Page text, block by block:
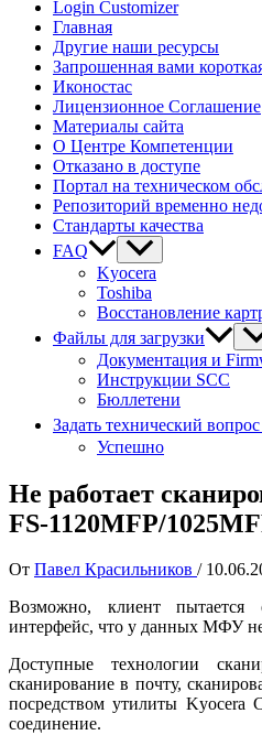
Login Customizer
Главная
Другие наши ресурсы
Запрошенная вами
Иконостас
Лицензионное Соглашение
Материалы сайта
О Центре Компетенции
Отказано в доступе
Портал на техническом
Репозиторий временно
Стандарты качества
FAQ
Kyocera
Toshiba
Восстановление
Файлы для загрузки
Документация и
Инструкции SCC
Бюллетени
Задать технический
Успешно
Не работает
FS-1120MFP/
От Павел Красильников /
Возможно, клиент пытается
интерфейс, что у данных МФУ
Доступные технологии
сканирование в почту,
посредством утилиты Kyocera
соединение.